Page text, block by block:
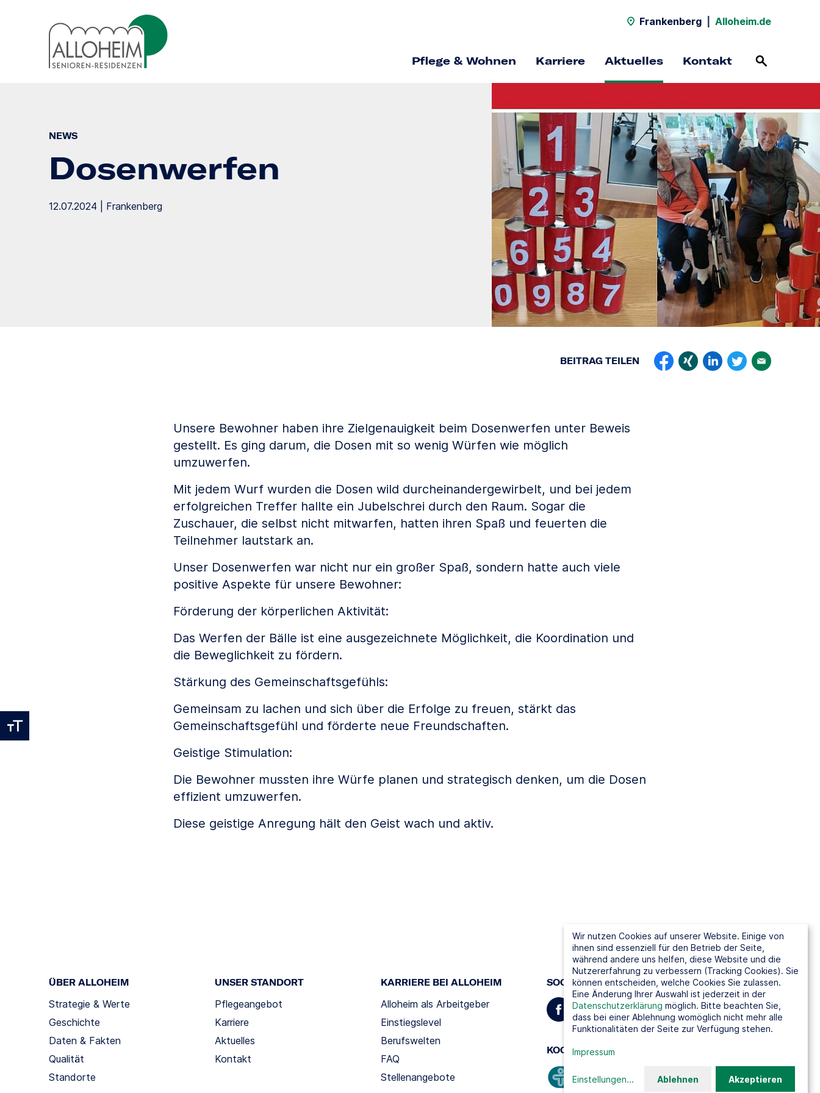
Frankenberg Alloheim.de
Pflege & Wohnen Karriere Aktuelles Kontakt
NEWS
Dosenwerfen
12.07.2024 | Frankenberg
BEITRAG TEILEN
Unsere Bewohner haben ihre Zielgenauigkeit beim Dosenwerfen unter Beweis
gestellt. Es ging darum, die Dosen mit so wenig Würfen wie möglich
umzuwerfen.
Mit jedem Wurf wurden die Dosen wild durcheinandergewirbelt, und bei jedem
erfolgreichen Treffer hallte ein Jubelschrei durch den Raum. Sogar die
Zuschauer, die selbst nicht mitwarfen, hatten ihren Spaß und feuerten die
Teilnehmer lautstark an.
Unser Dosenwerfen war nicht nur ein großer Spaß, sondern hatte auch viele
positive Aspekte für unsere Bewohner:
Förderung der körperlichen Aktivität:
Das Werfen der Bälle ist eine ausgezeichnete Möglichkeit, die Koordination und
die Beweglichkeit zu fördern.
Stärkung des Gemeinschaftsgefühls:
Gemeinsam zu lachen und sich über die Erfolge zu freuen, stärkt das
Gemeinschaftsgefühl und förderte neue Freundschaften.
Geistige Stimulation:
Die Bewohner mussten ihre Würfe planen und strategisch denken, um die Dosen
effizient umzuwerfen.
Diese geistige Anregung hält den Geist wach und aktiv.
ÜBER ALLOHEIM
Strategie & Werte
Geschichte
Daten & Fakten
Qualität
Standorte
UNSER STANDORT
Pflegeangebot
Karriere
Aktuelles
Kontakt
KARRIERE BEI ALLOHEIM
Alloheim als Arbeitgeber
Einstiegslevel
Berufswelten
FAQ
Stellenangebote
SOCIAL MEDIA
KOOPERATIONSPARTNER
Wir nutzen Cookies auf unserer Website. Einige von
ihnen sind essenziell für den Betrieb der Seite,
während andere uns helfen, diese Website und die
Nutzererfahrung zu verbessern (Tracking Cookies). Sie
können entscheiden, welche Cookies Sie zulassen.
Eine Änderung Ihrer Auswahl ist jederzeit in der
Datenschutzerklärung möglich. Bitte beachten Sie,
dass bei einer Ablehnung womöglich nicht mehr alle
Funktionalitäten der Seite zur Verfügung stehen.
Impressum
Einstellungen... Ablehnen Akzeptieren